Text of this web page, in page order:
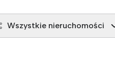
Wszystkie nieruchomości